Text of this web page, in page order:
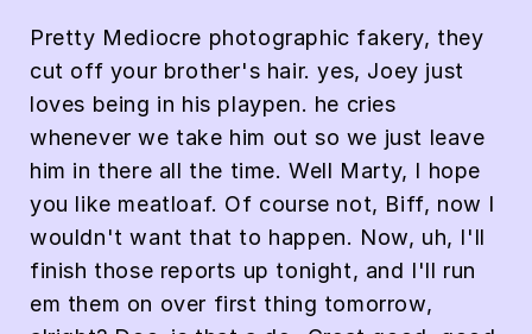
Pretty Mediocre photographic fakery, they
cut off your brother's hair. yes, Joey just
loves being in his playpen. he cries
whenever we take him out so we just leave
him in there all the time. Well Marty, I hope
you like meatloaf. Of course not, Biff, now I
wouldn't want that to happen. Now, uh, I'll
finish those reports up tonight, and I'll run
em them on over first thing tomorrow,